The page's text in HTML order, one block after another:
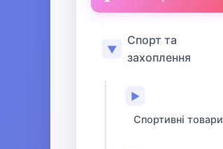
▼
Спорт та
захоплення
▶
Спортивні товари